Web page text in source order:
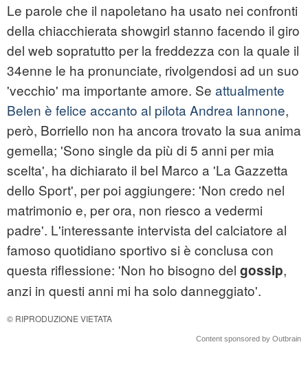
Le parole che il napoletano ha usato nei confronti
della chiacchierata showgirl stanno facendo il giro
del web sopratutto per la freddezza con la quale il
34enne le ha pronunciate, rivolgendosi ad un suo
'vecchio' ma importante amore. Se attualmente
Belen è felice accanto al pilota Andrea Iannone,
però, Borriello non ha ancora trovato la sua anima
gemella; 'Sono single da più di 5 anni per mia
scelta', ha dichiarato il bel Marco a 'La Gazzetta
dello Sport', per poi aggiungere: 'Non credo nel
matrimonio e, per ora, non riesco a vedermi
padre'. L'interessante intervista del calciatore al
famoso quotidiano sportivo si è conclusa con
questa riflessione: 'Non ho bisogno del gossip,
anzi in questi anni mi ha solo danneggiato'.
© RIPRODUZIONE VIETATA
Content sponsored by Outbrain